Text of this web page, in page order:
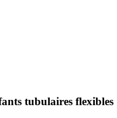
tubulaires flexibles